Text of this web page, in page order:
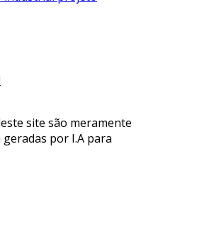
site são meramente
por I.A para